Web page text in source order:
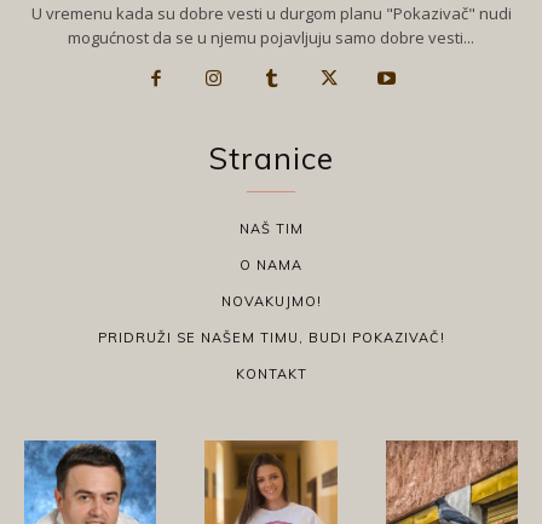
U vremenu kada su dobre vesti u durgom planu "Pokazivač" nudi
mogućnost da se u njemu pojavljuju samo dobre vesti...
Stranice
NAŠ TIM
O NAMA
NOVAKUJMO!
PRIDRUŽI SE NAŠEM TIMU, BUDI POKAZIVAČ!
KONTAKT